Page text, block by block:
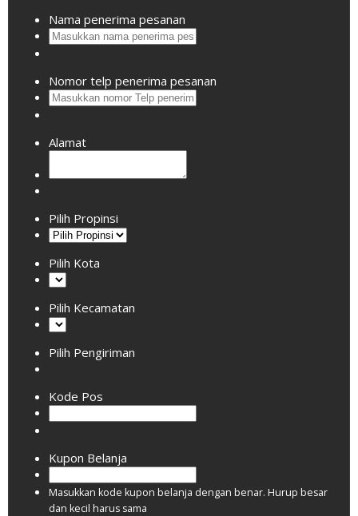
Nama penerima pesanan
Nomor telp penerima pesanan
Alamat
Pilih Propinsi
Pilih Kota
Pilih Kecamatan
Pilih Pengiriman
Kode Pos
Kupon Belanja
Masukkan kode kupon belanja dengan benar. Hurup besar
dan kecil harus sama